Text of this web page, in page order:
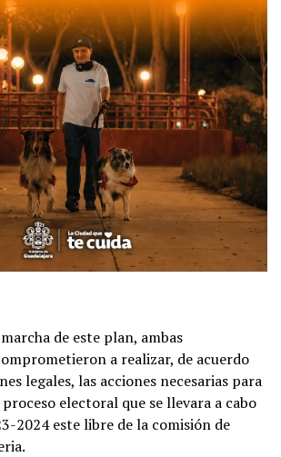
de este plan, ambas
a realizar, de acuerdo
legales, las acciones necesarias para
electoral que se llevara a cabo
2024 este libre de la comisión de